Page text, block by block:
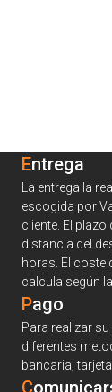
Entrega
La entrega la
escogida por
cliente. El plazo
distancia del
horas. El coste
calcula según
Pago
Para realizar
diferentes
bancaria,
C